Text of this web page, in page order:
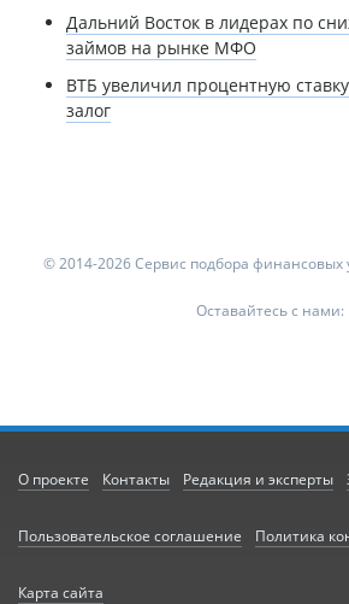
Дальний Восток в лидерах по
займов на рынке МФО
ВТБ увеличил процентную
залог
© 2014-2026 Сервис подбора финансовых
Оставайтесь с нами:
О проекте Контакты Редакция и эксперты
Пользовательское соглашение Политика
Карта сайта